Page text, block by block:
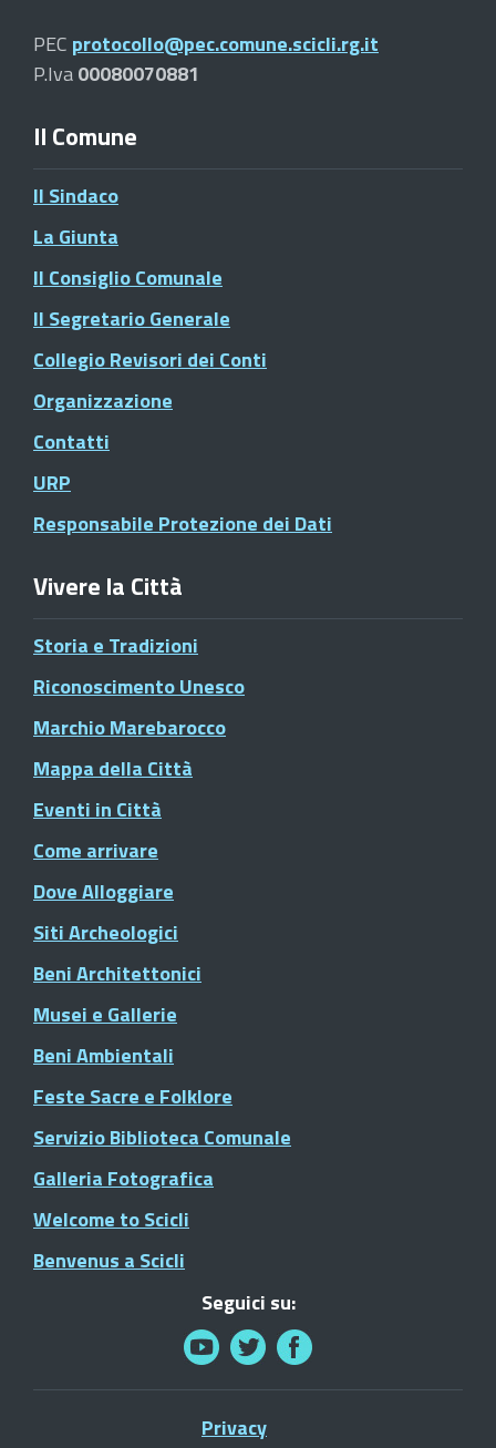
PEC protocollo@pec.comune.scicli.rg.it
P.Iva00080070881
Il Comune
Il Sindaco
La Giunta
Il Consiglio Comunale
Il Segretario Generale
Collegio Revisori dei Conti
Organizzazione
Contatti
URP
Responsabile Protezione dei Dati
Vivere la Città
Storia e Tradizioni
Riconoscimento Unesco
Marchio Marebarocco
Mappa della Città
Eventi in Città
Come arrivare
Dove Alloggiare
Siti Archeologici
Beni Architettonici
Musei e Gallerie
Beni Ambientali
Feste Sacre e Folklore
Servizio Biblioteca Comunale
Galleria Fotografica
Welcome to Scicli
Benvenus a Scicli
Seguici su:
Privacy